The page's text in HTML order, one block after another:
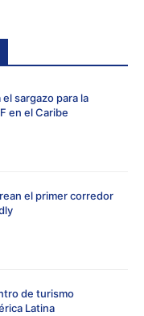
el sargazo para la
en el Caribe
el primer corredor
de turismo
Latina